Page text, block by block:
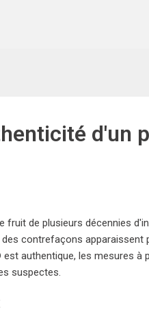
d'un
de plusieurs décennies
contrefaçons apparaissent
authentique, les mesures
suspectes.